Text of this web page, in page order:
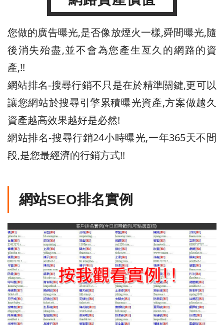
您做的廣告曝光,是否像放煙火一樣,舜間曝光,隨
後消失殆盡,並不會為您產生亙久的網路的資
產,!!
網站排名-搜尋行銷不只是在於精準關鍵,更可以
讓您網站於搜尋引擎累積曝光資產,方案做越久
資產越高效果越好是必然!
網站排名-搜尋行銷24小時曝光,一年365天不間
段,是您最經濟的行銷方式!!
網站SEO排名實例